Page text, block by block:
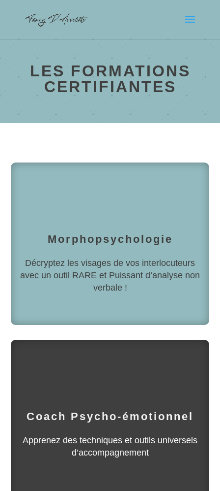
LES FORMATIONS
CERTIFIANTES
Morphopsychologie
Décryptez les visages de vos interlocuteurs
avec un outil RARE et Puissant d’analyse non
verbale !
Coach Psycho-émotionnel
Apprenez des techniques et outils universels
d’accompagnement